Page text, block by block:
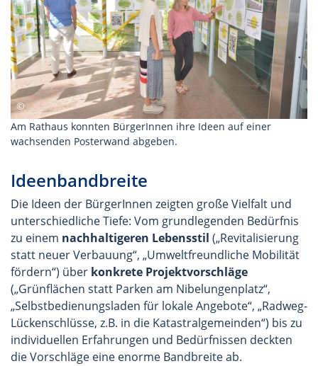
Am Rathaus konnten BürgerInnen ihre Ideen auf einer
wachsenden Posterwand abgeben.
Ideenbandbreite
Die Ideen der BürgerInnen zeigten große Vielfalt und
unterschiedliche Tiefe: Vom grundlegenden Bedürfnis
zu einem nachhaltigeren Lebensstil („Revitalisierung
statt neuer Verbauung“, „Umweltfreundliche Mobilität
fördern“) über konkrete Projektvorschläge
(„Grünflächen statt Parken am Nibelungenplatz“,
„Selbstbedienungsladen für lokale Angebote“, „Radweg-
Lückenschlüsse, z.B. in die Katastralgemeinden“) bis zu
individuellen Erfahrungen und Bedürfnissen deckten
die Vorschläge eine enorme Bandbreite ab.